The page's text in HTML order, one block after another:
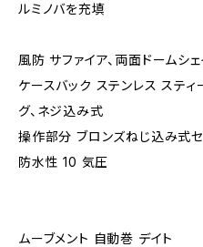
ルミノバを充填
風防 サファイア、両面ドームシ
ケースバック ステンレス スティ
グ、ネジ込み式
操作部分 ブロンズねじ込み式セ
防水性 10 気圧
ムーブメント 自動巻 デイト